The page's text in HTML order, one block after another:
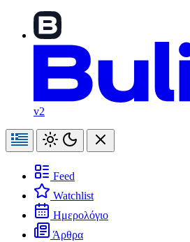
v2
Feed
Watchlist
Ημερολόγιο
Άρθρα